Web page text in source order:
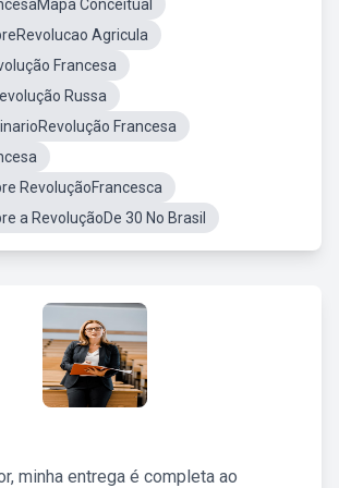
Conceitual
Agricula
Francesa
Russa
Francesa
RevoluçãoFrancesca
a RevoluçãoDe 30 No Brasil
minha entrega é completa ao